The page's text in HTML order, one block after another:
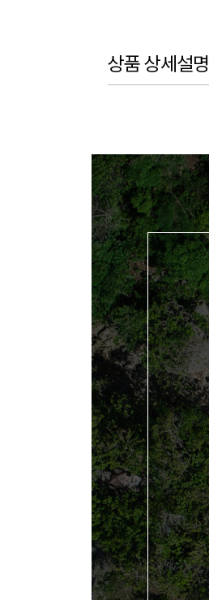
상품 상세설명